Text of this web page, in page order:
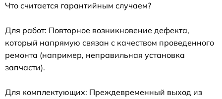
Что считается гарантийным случаем?
Для работ: Повторное возникновение дефекта,
который напрямую связан с качеством проведенного
ремонта (например, неправильная установка
запчасти).
Для комплектующих: Преждевременный выход из